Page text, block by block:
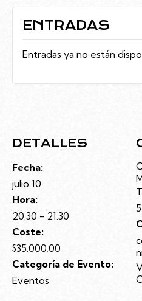
DETALLES
Fecha:
julio 10
Hora:
20:30 - 21:30
Coste:
$35.000,00
Categoría de Evento:
Eventos
ENTRADAS
Entradas ya no están